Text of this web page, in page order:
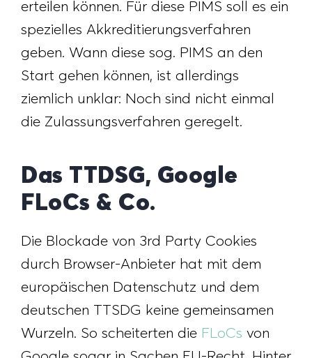
erteilen können. Für diese PIMS soll es ein
spezielles Akkreditierungsverfahren
geben. Wann diese sog. PIMS an den
Start gehen können, ist allerdings
ziemlich unklar: Noch sind nicht einmal
die Zulassungsverfahren geregelt.
Das TTDSG, Google
FLoCs & Co.
Die Blockade von 3rd Party Cookies
durch Browser-Anbieter hat mit dem
europäischen Datenschutz und dem
deutschen TTSDG keine gemeinsamen
Wurzeln. So scheiterten die FLoCs von